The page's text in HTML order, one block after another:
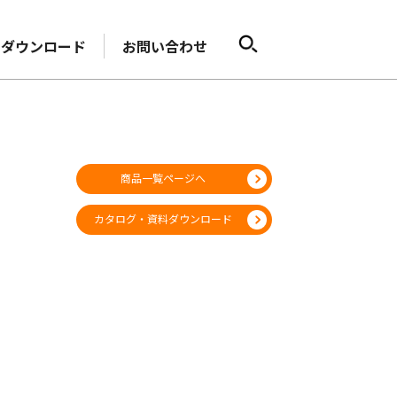
ダウンロード お問い合わせ
商品一覧ページへ
カタログ・資料ダウンロード